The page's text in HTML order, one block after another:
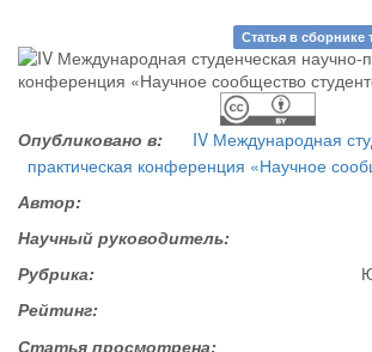
Статья в
Опубликовано в:
IV Международная
практическая конференция «Научное
Автор:
Научный руководитель:
Рубрика:
Рейтинг:
Статья просмотрена: